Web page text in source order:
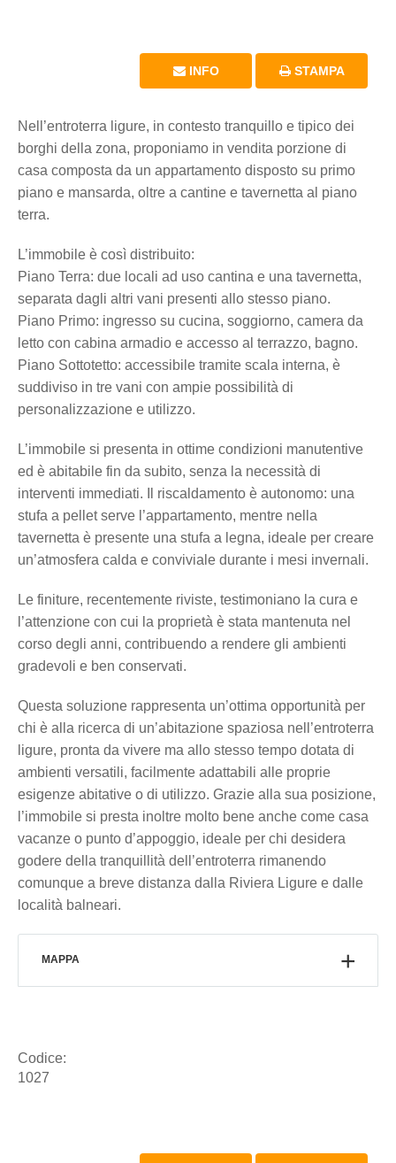
INFO STAMPA
Nell’entroterra ligure, in contesto tranquillo e tipico dei
borghi della zona, proponiamo in vendita porzione di
casa composta da un appartamento disposto su primo
piano e mansarda, oltre a cantine e tavernetta al piano
terra.
L’immobile è così distribuito:
Piano Terra: due locali ad uso cantina e una tavernetta,
separata dagli altri vani presenti allo stesso piano.
Piano Primo: ingresso su cucina, soggiorno, camera da
letto con cabina armadio e accesso al terrazzo, bagno.
Piano Sottotetto: accessibile tramite scala interna, è
suddiviso in tre vani con ampie possibilità di
personalizzazione e utilizzo.
L’immobile si presenta in ottime condizioni manutentive
ed è abitabile fin da subito, senza la necessità di
interventi immediati. Il riscaldamento è autonomo: una
stufa a pellet serve l’appartamento, mentre nella
tavernetta è presente una stufa a legna, ideale per creare
un’atmosfera calda e conviviale durante i mesi invernali.
Le finiture, recentemente riviste, testimoniano la cura e
l’attenzione con cui la proprietà è stata mantenuta nel
corso degli anni, contribuendo a rendere gli ambienti
gradevoli e ben conservati.
Questa soluzione rappresenta un’ottima opportunità per
chi è alla ricerca di un’abitazione spaziosa nell’entroterra
ligure, pronta da vivere ma allo stesso tempo dotata di
ambienti versatili, facilmente adattabili alle proprie
esigenze abitative o di utilizzo. Grazie alla sua posizione,
l’immobile si presta inoltre molto bene anche come casa
vacanze o punto d’appoggio, ideale per chi desidera
godere della tranquillità dell’entroterra rimanendo
comunque a breve distanza dalla Riviera Ligure e dalle
località balneari.
MAPPA
Codice:
1027